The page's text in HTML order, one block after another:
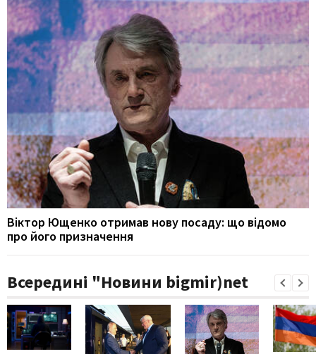
Віктор Ющенко отримав нову посаду: що відомо
про його призначення
Всередині "Новини bigmir)net